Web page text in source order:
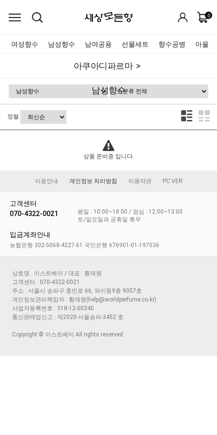
0
여성향수 남성향수 남여공용 선물세트 향수공병 아울렛
아쿠아디파르마
남성향수
정렬
상품 준비중 입니다.
이용안내 개인정보 처리방침 이용약관 PC VER
고객센터
070-4322-0021
평일 : 10:00~18:00 / 점심 : 12:00~13:00
토/일요일과 공휴일 휴무
입금계좌안내
농협은행 302-5068-4227-61 국민은행 676901-01-197536
상호명 : 이스트베이 / 대표 : 황재원
고객센터 : 070-4322-0021
주소 : 서울시 송파구 충민로 66, 와이동9층 9057호
개인정보관리책임자 : 황재원(help@worldperfume.co.kr)
사업자등록번호 : 318-12-00340
통신판매업신고 : 제2020-서울송파-3452 호
Copyright © 이스트베이 All rights reserved.